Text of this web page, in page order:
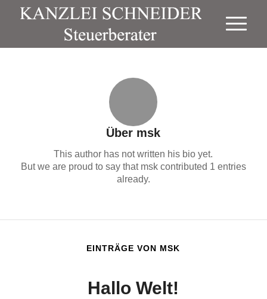
Über msk
This author has not written his bio yet.
But we are proud to say that mskcontributed 1 entries
already.
EINTRÄGE VON MSK
Hallo Welt!